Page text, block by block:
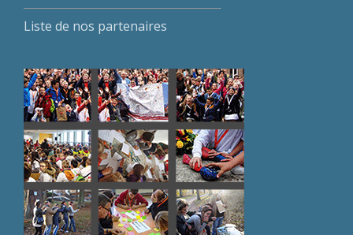
Liste de nos partenaires